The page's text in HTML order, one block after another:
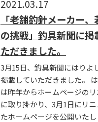
2021.03.17
「老舗釣針メーカー
の挑戦」釣具新聞に掲
ただきました。
3月15日、釣具新聞にはりよ
掲載していただきました。
は昨年からホームページの
に取り掛かり、3月1日にリ
たホームページを公開いたし